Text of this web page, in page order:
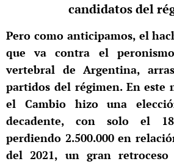
candidatos del
Pero como anticipamos, el
que va contra el
vertebral de Argentina,
partidos del régimen. En este
el Cambio hizo una
decadente, con solo el
perdiendo 2.500.000 en
del 2021, un gran